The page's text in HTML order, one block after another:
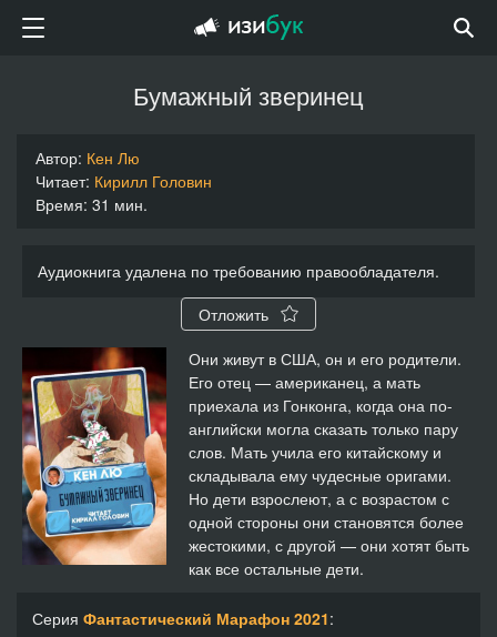
Бумажный зверинец
Автор: Кен Лю
Читает: Кирилл Головин
Время: 31 мин.
Аудиокнига удалена по требованию правообладателя.
Отложить
Они живут в США, он и его родители.
Его отец — американец, а мать
приехала из Гонконга, когда она по-
английски могла сказать только пару
слов. Мать учила его китайскому и
складывала ему чудесные оригами.
Но дети взрослеют, а с возрастом с
одной стороны они становятся более
жестокими, с другой — они хотят быть
как все остальные дети.
Серия Фантастический Марафон 2021: